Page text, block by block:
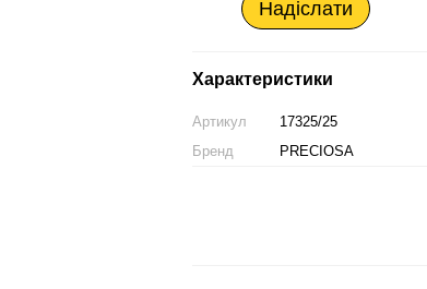
Надіслати
Характеристики
Артикул
17325/25
Бренд
PRECIOSA